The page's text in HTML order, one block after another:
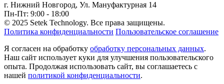
г. Нижний Новгород, Ул. Мануфактурная 14
Пн-Пт: 9:00 - 18:00
© 2025 Setek Technology. Все права защищены.
Политика конфиденциальности Пользовательское соглашение
Я согласен на обработку обработку персональных данных.
Наш сайт использует куки для улучшения пользовательского
опыта. Продолжая использовать сайт, вы соглашаетесь с
нашей политикой конфиденциальности.